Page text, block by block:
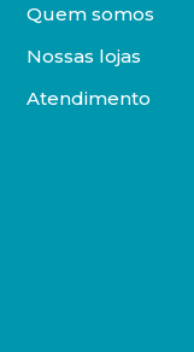
Quem somos
Nossas lojas
Atendimento